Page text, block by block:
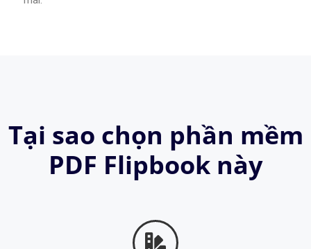
Tại sao chọn phần mềm
PDF Flipbook này